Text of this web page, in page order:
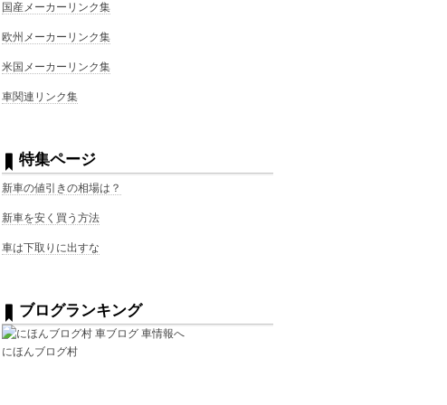
国産メーカーリンク集
欧州メーカーリンク集
米国メーカーリンク集
車関連リンク集
特集ページ
新車の値引きの相場は？
新車を安く買う方法
車は下取りに出すな
ブログランキング
にほんブログ村